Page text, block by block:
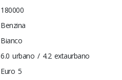
180000
Benzina
Bianco
6.0 urbano / 4.2 extaurbano
Euro 5